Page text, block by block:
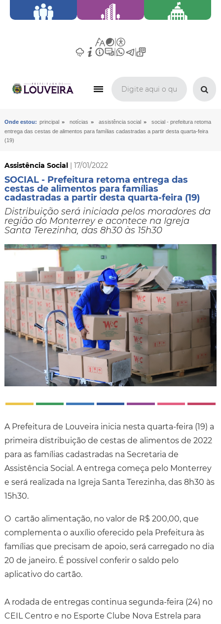
Onde estou: principal » notícias » assistência social »
social - prefeitura retoma
entrega das cestas de alimentos para famílias cadastradas a partir desta quarta-feira
(19)
Assistência Social| 17/01/2022
SOCIAL - Prefeitura retoma entrega das
cestas de alimentos para famílias
cadastradas a partir desta quarta-feira (19)
Distribuição será iniciada pelos moradores da
região do Monterrey e acontece na Igreja
Santa Terezinha, das 8h30 às 15h30
A Prefeitura de Louveira inicia nesta quarta-feira (19) a
primeira distribuição de cestas de alimentos de 2022
para as famílias cadastradas na Secretaria de
Assistência Social. A entrega começa pelo Monterrey
e será realizada na Igreja Santa Terezinha, das 8h30 às
15h30.
O cartão alimentação, no valor de R$ 200,00, que
complementa o auxílio oferecido pela Prefeitura às
famílias que precisam de apoio, será carregado no dia
20 de janeiro. É possível conferir o saldo pelo
aplicativo do cartão.
A rodada de entregas continua segunda-feira (24) no
CEIL Centro e no Esporte Clube Nova Estrela para